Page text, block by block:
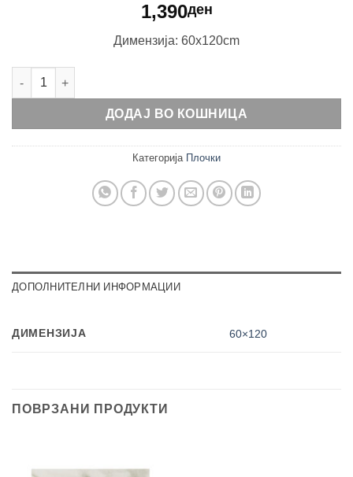
1,390ден
Димензија: 60x120cm
Statuario Havana количина
ДОДАЈ ВО КОШНИЦА
Категорија Плочки
ДОПОЛНИТЕЛНИ ИНФОРМАЦИИ
ДИМЕНЗИЈА 60×120
ПОВРЗАНИ ПРОДУКТИ